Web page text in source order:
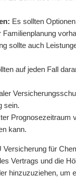
Es sollten
sollte auch
auf jeden Fall
sein.
Prognosezeitraum
kann.
für
Vertrags und die
hinzuzuziehen, um